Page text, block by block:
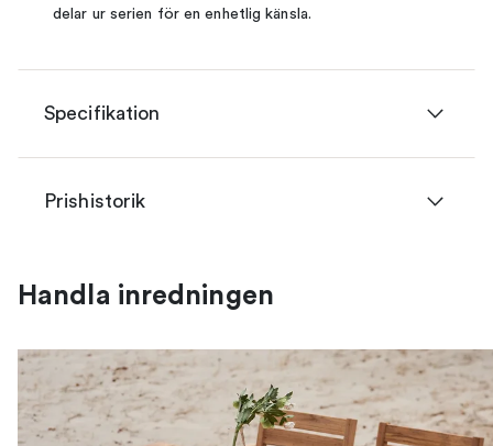
delar ur serien för en enhetlig känsla.
Specifikation
Prishistorik
Handla inredningen